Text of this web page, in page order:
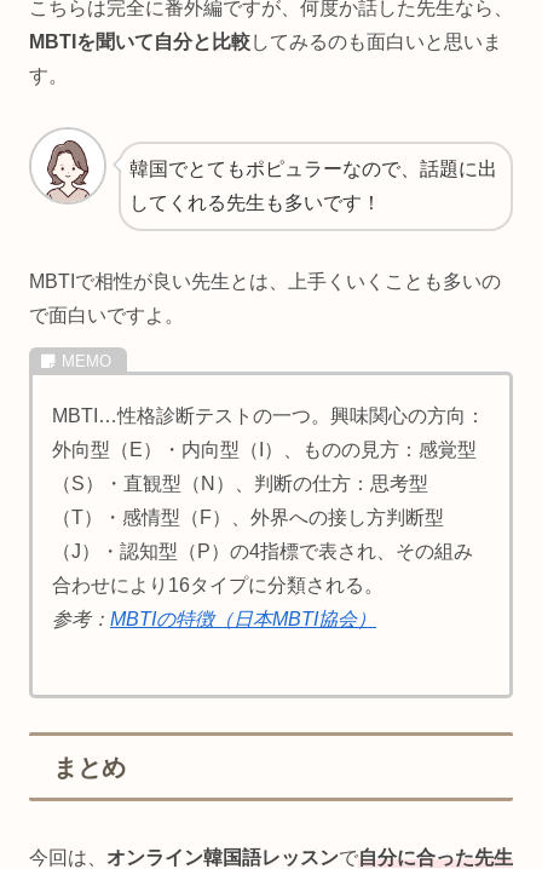
こちらは完全に番外編ですが、何度か話した先生なら、
MBTIを聞いて自分と比較してみるのも面白いと思いま
す。
韓国でとてもポピュラーなので、話題に出
してくれる先生も多いです！
MBTIで相性が良い先生とは、上手くいくことも多いの
で面白いですよ。
MBTI…性格診断テストの一つ。興味関心の方向：
外向型（E）・内向型（I）、ものの見方：感覚型
（S）・直観型（N）、判断の仕方：思考型
（T）・感情型（F）、外界への接し方判断型
（J）・認知型（P）の4指標で表され、その組み
合わせにより16タイプに分類される。
参考： MBTIの特徴（日本MBTI協会）
まとめ
今回は、 オンライン韓国語レッスンで自分に合った先生